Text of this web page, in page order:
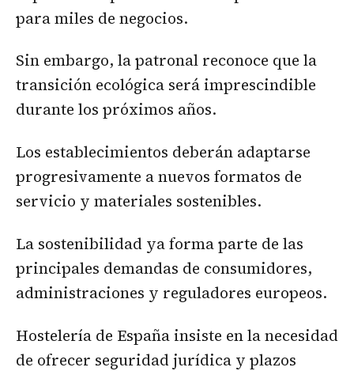
para miles de negocios.
Sin embargo, la patronal reconoce que la
transición ecológica será imprescindible
durante los próximos años.
Los establecimientos deberán adaptarse
progresivamente a nuevos formatos de
servicio y materiales sostenibles.
La sostenibilidad ya forma parte de las
principales demandas de consumidores,
administraciones y reguladores europeos.
Hostelería de España insiste en la necesidad
de ofrecer seguridad jurídica y plazos